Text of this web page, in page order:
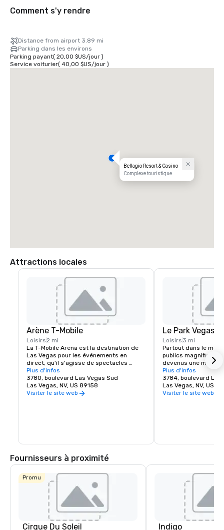
Comment s'y rendre
Distance from airport 3.89 mi
Parking dans les environs
Parking payant( 20,00 $US/jour)
Service voiturier( 40,00 $US/jour)
Bellagio Resort & Casino
Complexe touristique
Attractions locales
Arène T-Mobile
Loisirs2 mi
La T-Mobile Arena est la destination de
Las Vegas pour les événements en
direct, qu'il s'agisse de spectacles
musicaux ou d'événements sportifs
palpitants, elle a établi une nouvelle
norme en matière de divertissement
dans la ville qui fait le mieux. L'aréna T-
Plus d'infos
3780, boulevard Las Vegas Sud
Las Vegas, NV, US 89158
Visiter le site web
Le Park Vegas
Loisirs 3 mi
Partout dans le
publics magnifiques
devenus une
plus belles villes et
exception. MGM
l'expérience
créant une
Découvrez l'énergie
Plus d'infos
3784, boulevard Las
Las Vegas, NV, US
Visiter le site web
Fournisseurs à proximité
Promu
Cirque Du Soleil Indigo